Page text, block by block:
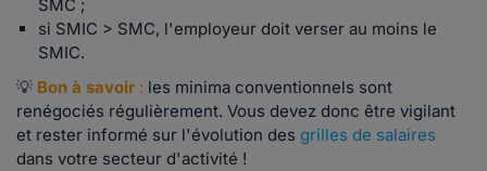
SMC ;
si SMIC > SMC, l'employeur doit verser au moins le
SMIC.
💡 Bon à savoir : les minima conventionnels sont
renégociés régulièrement. Vous devez donc être vigilant
et rester informé sur l'évolution des grilles de salaires
dans votre secteur d'activité !